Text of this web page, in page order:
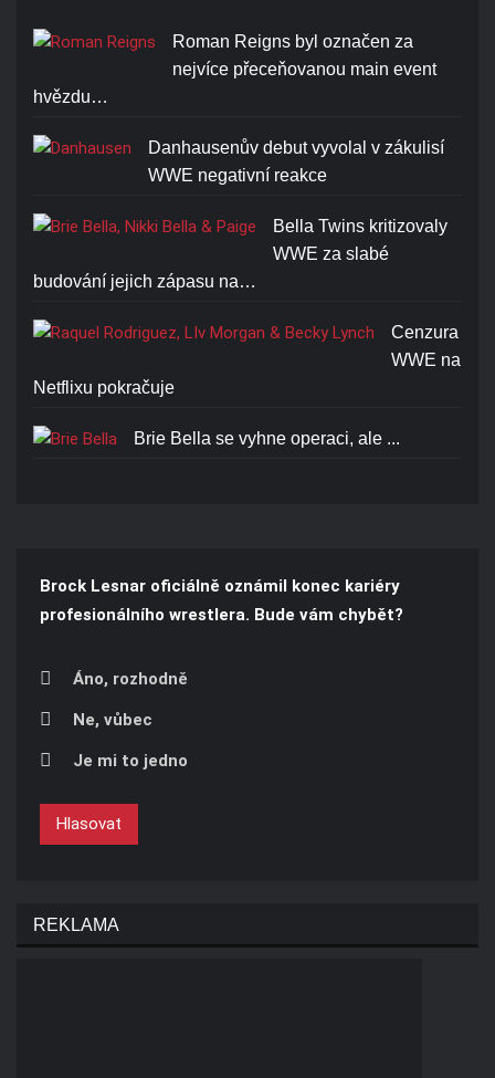
Roman Reigns byl označen za
nejvíce přeceňovanou main event
hvězdu…
Danhausenův debut vyvolal v zákulisí
WWE negativní reakce
Bella Twins kritizovaly
WWE za slabé
budování jejich zápasu na…
Cenzura
WWE na
Netflixu pokračuje
Brie Bella se vyhne operaci, ale ...
Brock Lesnar oficiálně oznámil konec kariéry
profesionálního wrestlera. Bude vám chybět?
Áno, rozhodně
Ne, vůbec
Je mi to jedno
Hlasovat
REKLAMA